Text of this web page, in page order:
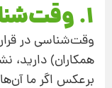
1. وقت‌شناسی
وقت‌شناسی در
همکاران) دارید،
برعکس اگر ما